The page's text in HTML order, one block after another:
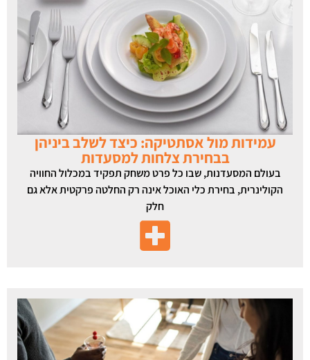
עמידות מול אסתטיקה: כיצד לשלב ביניהן
בבחירת צלחות למסעדות
בעולם המסעדנות, שבו כל פרט משחק תפקיד במכלול החוויה
הקולינרית, בחירת כלי האוכל אינה רק החלטה פרקטית אלא גם
חלק